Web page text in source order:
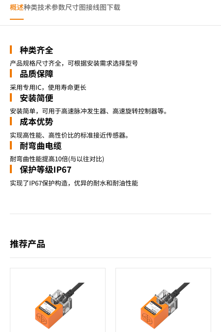
概述种类技术参数尺寸图接线图下载
种类齐全
产品规格尺寸齐全，可根据安装需求选择型号
品质保障
采用专用IC，使用寿命更长
安装简便
安装简单，可用于高速脉冲发生器、高速旋转控制器等。
成本优势
实现高性能、高性价比的标准接近传感器。
耐弯曲电缆
耐弯曲性能提高10倍(与以往对比)
保护等级IP67
实现了IP67保护构造，优异的耐水和耐油性能
推荐产品